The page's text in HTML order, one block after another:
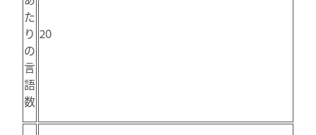
た
り
の
言
語
数
20